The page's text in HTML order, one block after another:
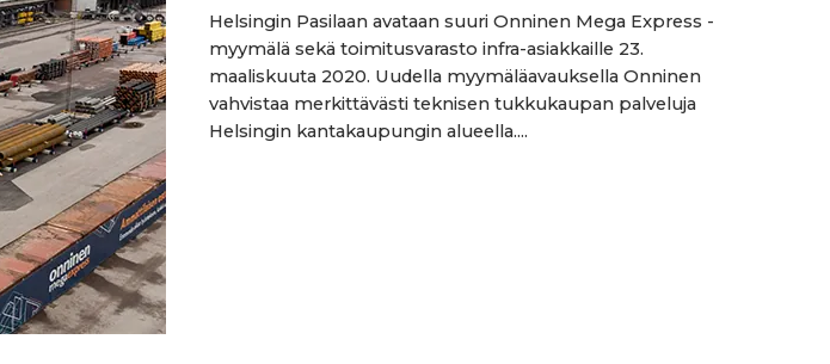
Helsingin Pasilaan avataan suuri Onninen Mega Express -
myymälä sekä toimitusvarasto infra-asiakkaille 23.
maaliskuuta 2020. Uudella myymäläavauksella Onninen
vahvistaa merkittävästi teknisen tukkukaupan palveluja
Helsingin kantakaupungin alueella....